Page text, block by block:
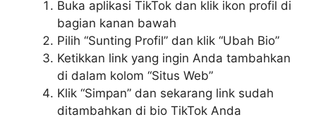
Buka aplikasi TikTok dan klik ikon profil di
bagian kanan bawah
Pilih “Sunting Profil” dan klik “Ubah Bio”
Ketikkan link yang ingin Anda tambahkan
di dalam kolom “Situs Web”
Klik “Simpan” dan sekarang link sudah
ditambahkan di bio TikTok Anda